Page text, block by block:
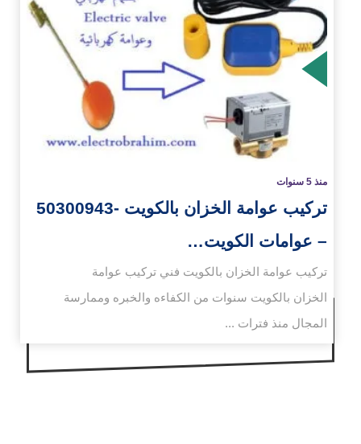
منذ 5 سنوات
تركيب عوامة الخزان بالكويت -50300943
– عوامات الكويت…
تركيب عوامة الخزان بالكويت فني تركيب عوامة
الخزان بالكويت سنوات من الكفاءه والخبره وممارسة
المجال منذ فترات ...